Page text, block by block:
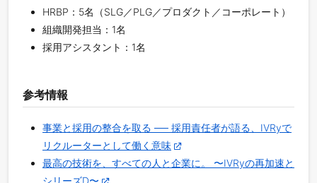
HRBP：5名（SLG／PLG／プロダクト／コーポレート）
組織開発担当：1名
採用アシスタント：1名
参考情報
事業と採用の整合を取る ── 採用責任者が語る、IVRyで
リクルーターとして働く意味
最高の技術を、すべての人と企業に。 〜IVRyの再加速と
シリーズD〜